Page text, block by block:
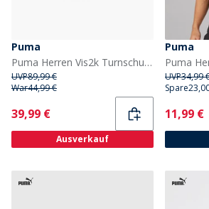
Puma
Puma Herren Vis2k Turnschuhe Puma Black
UVP89,99 €
War44,99 €
Current
39,99 €
Ausverkauf
Puma
UVP34,99
Spare
Current
11,99 €